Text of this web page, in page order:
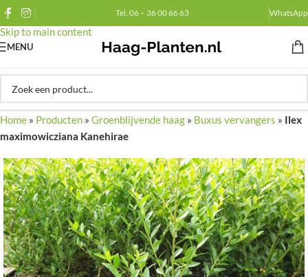
Skip to navigation
Skip to main content
Tel. 06 – 36 00 66 63 WhatsApp
MENU
Home » Producten » Groenblijvende haag » Buxus vervangers » Ilex
maximowicziana Kanehirae